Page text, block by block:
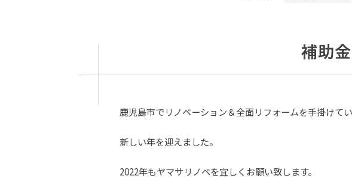
補助
鹿児島市でリノベーション＆全面リフォームを手掛けて
新しい年を迎えました。
2022年もヤマサリノベを宜しくお願い致します。